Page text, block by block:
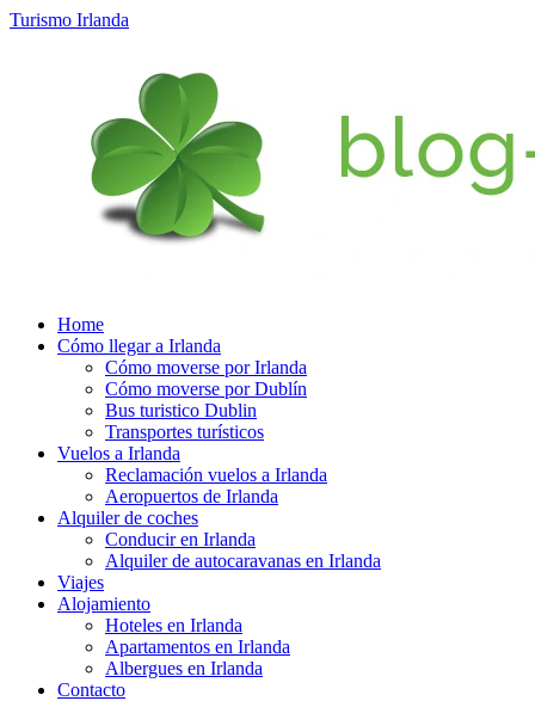
Turismo Irlanda
Home
Cómo llegar a Irlanda
Cómo moverse por Irlanda
Cómo moverse por Dublín
Bus turistico Dublin
Transportes turísticos
Vuelos a Irlanda
Reclamación vuelos a Irlanda
Aeropuertos de Irlanda
Alquiler de coches
Conducir en Irlanda
Alquiler de autocaravanas en Irlanda
Viajes
Alojamiento
Hoteles en Irlanda
Apartamentos en Irlanda
Albergues en Irlanda
Contacto